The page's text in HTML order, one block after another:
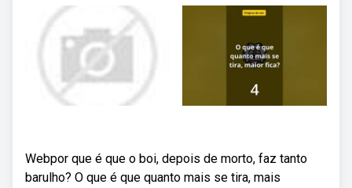
Webpor que é que o boi, depois de morto, faz tanto
barulho? O que é que quanto mais se tira, mais